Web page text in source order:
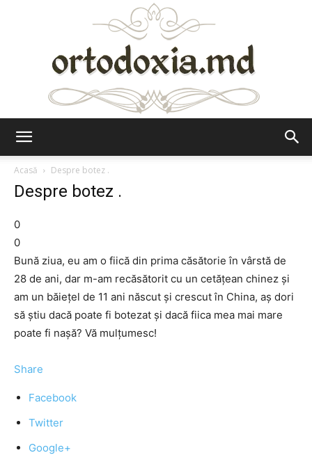
Acasă
Despre botez .
Despre botez .
0
0
Bună ziua, eu am o fiică din prima căsătorie în vârstă de
28 de ani, dar m-am recăsătorit cu un cetățean chinez și
am un băiețel de 11 ani născut și crescut în China, aș dori
să știu dacă poate fi botezat și dacă fiica mea mai mare
poate fi nașă? Vă mulțumesc!
Share
Facebook
Twitter
Google+